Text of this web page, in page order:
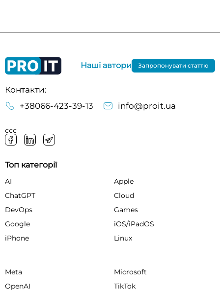
Контакти:
+38066-423-39-13
info@proit.ua
ссс
Наші автори Запропонувати статтю
Топ категорії
AI
Apple
ChatGPT
Cloud
DevOps
Games
Google
iOS/iPadOS
iPhone
Linux
Meta
Microsoft
OpenAI
TikTok